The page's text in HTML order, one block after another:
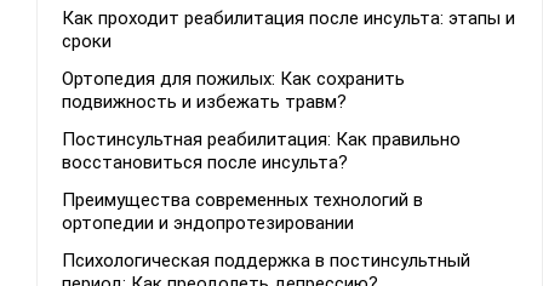
Как проходит реабилитация после инсульта: этапы и
сроки
Ортопедия для пожилых: Как сохранить
подвижность и избежать травм?
Постинсультная реабилитация: Как правильно
восстановиться после инсульта?
Преимущества современных технологий в
ортопедии и эндопротезировании
Психологическая поддержка в постинсультный